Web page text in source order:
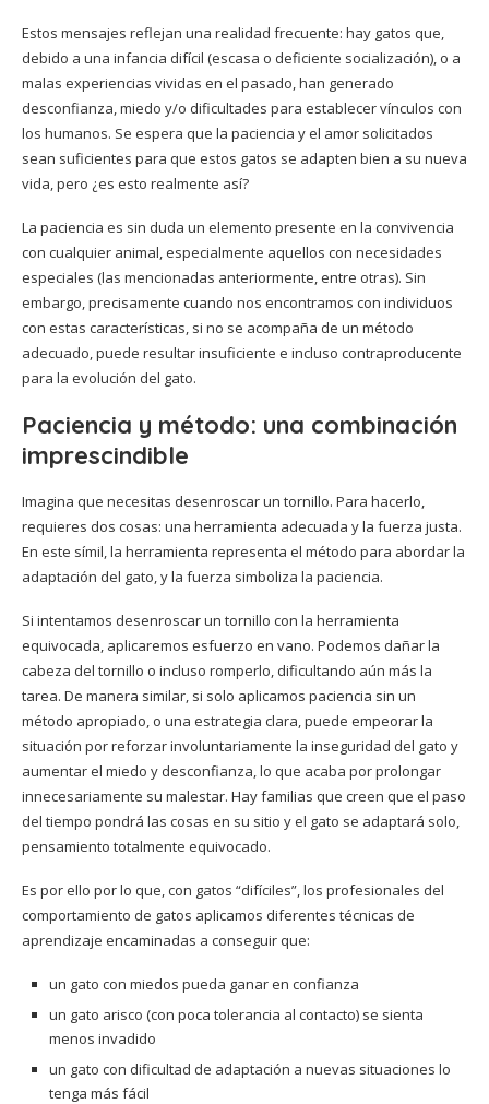
Estos mensajes reflejan una realidad frecuente: hay gatos que,
debido a una infancia difícil (escasa o deficiente socialización), o a
malas experiencias vividas en el pasado, han generado
desconfianza, miedo y/o dificultades para establecer vínculos con
los humanos. Se espera que la paciencia y el amor solicitados
sean suficientes para que estos gatos se adapten bien a su nueva
vida, pero ¿es esto realmente así?
La paciencia es sin duda un elemento presente en la convivencia
con cualquier animal, especialmente aquellos con necesidades
especiales (las mencionadas anteriormente, entre otras). Sin
embargo, precisamente cuando nos encontramos con individuos
con estas características, si no se acompaña de un método
adecuado, puede resultar insuficiente e incluso contraproducente
para la evolución del gato.
Paciencia y método: una combinación
imprescindible
Imagina que necesitas desenroscar un tornillo. Para hacerlo,
requieres dos cosas: una herramienta adecuada y la fuerza justa.
En este símil, la herramienta representa el método para abordar la
adaptación del gato, y la fuerza simboliza la paciencia.
Si intentamos desenroscar un tornillo con la herramienta
equivocada, aplicaremos esfuerzo en vano. Podemos dañar la
cabeza del tornillo o incluso romperlo, dificultando aún más la
tarea. De manera similar, si solo aplicamos paciencia sin un
método apropiado, o una estrategia clara, puede empeorar la
situación por reforzar involuntariamente la inseguridad del gato y
aumentar el miedo y desconfianza, lo que acaba por prolongar
innecesariamente su malestar. Hay familias que creen que el paso
del tiempo pondrá las cosas en su sitio y el gato se adaptará solo,
pensamiento totalmente equivocado.
Es por ello por lo que, con gatos “difíciles”, los profesionales del
comportamiento de gatos aplicamos diferentes técnicas de
aprendizaje encaminadas a conseguir que:
un gato con miedos pueda ganar en confianza
un gato arisco (con poca tolerancia al contacto) se sienta
menos invadido
un gato con dificultad de adaptación a nuevas situaciones lo
tenga más fácil